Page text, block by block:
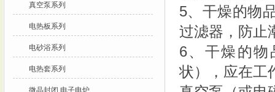
5、干燥的物
过滤器，防止
6、干燥的物
状），应在工
真空泵系列
电热板系列
电砂浴系列
电热套系列
微晶封闭 电子电炉